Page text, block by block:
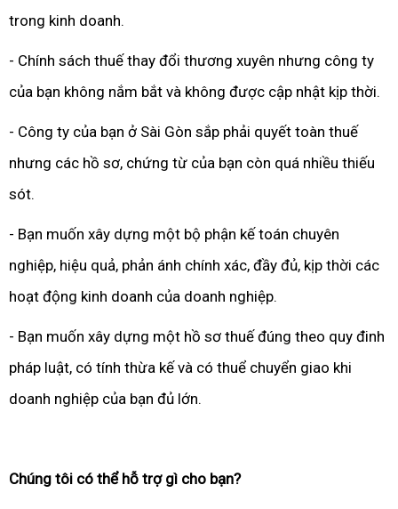
trong kinh doanh.
- Chính sách thuế thay đổi thương xuyên nhưng công ty
của bạn không nắm bắt và không được cập nhật kịp thời.
- Công ty của bạn ở Sài Gòn sắp phải quyết toàn thuế
nhưng các hồ sơ, chứng từ của bạn còn quá nhiều thiếu
sót.
- Bạn muốn xây dựng một bộ phận kế toán chuyên
nghiệp, hiệu quả, phản ánh chính xác, đầy đủ, kịp thời các
hoạt động kinh doanh của doanh nghiệp.
- Bạn muốn xây dựng một hồ sơ thuế đúng theo quy đinh
pháp luật, có tính thừa kế và có thuể chuyển giao khi
doanh nghiệp của bạn đủ lớn.
Chúng tôi có thể hỗ trợ gì cho bạn?